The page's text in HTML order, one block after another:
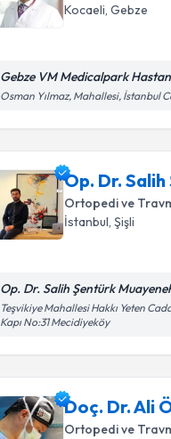
Kocaeli, Gebze
Gebze VM Medicalpark
Osman Yılmaz, Mahallesi, İstanbul
Op. Dr.
Ortopedi ve
İstanbul, Şişli
Op. Dr. Salih Şentürk
Teşvikiye Mahallesi Hakkı Yeten
Kapı No:31 Mecidiyeköy
Doç. Dr. Ali
Ortopedi ve